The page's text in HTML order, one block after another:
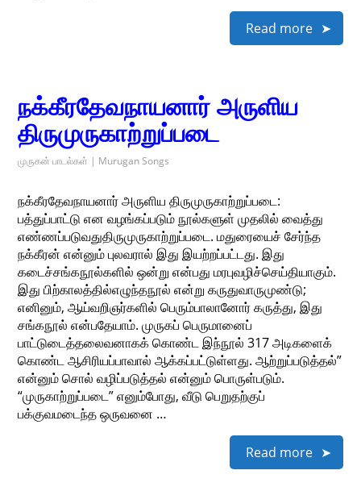
Read more
நக்கீரதேவநாயனார் அருளிய
திருமுருகாற்றுப்படை
முருகன் பாடல்கள் | Murugan Songs
நக்கீரதேவநாயனார் அருளிய திருமுருகாற்றுப்படை:
பத்துப்பாட்டு என வழங்கப்படும் நூல்களுள் முதலில் வைத்து
எண்ணப்படுவதுதிருமுருகாற்றுப்படை. மதுரையைச் சேர்ந்த
நக்கீரன் என்னும் புலவரால் இது இயற்றப்பட்டது. இது
கடைச்சங்கநூல்களில் ஒன்று என்பது மரபுவழிச்செய்தியாகும்.
இது பிற்காலத்தில்எழுந்தநூல் என்று கருதுவாருமுண்டு;
எனினும், ஆய்வறிஞர்களில் பெரும்பாலானோர் கருத்து, இது
சங்கநூல் என்பதேயாம். முருகப் பெருமானைப்
பாட்டுடைத்தலைவனாகக் கொண்ட இந்நூல் 317 அடிகளைக்
கொண்ட ஆசிரியப்பாவால் ஆக்கப்பட்டுள்ளது. ஆற்றுப்படுத்தல்”
என்னும் சொல் வழிப்படுத்தல் என்னும் பொருள்படும்.
“முருகாற்றுப்படை” எனும்போது, வீடு பெறுதற்குப்
பக்குவமடைந்த ஒருவனை …
Read more